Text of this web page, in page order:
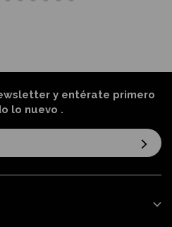
y entérate primero
lo nuevo .